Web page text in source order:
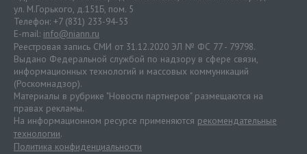
ул. М.Горького, д.151Б, пом. 5
Телефон: +7 (831) 233-94-53
E-mail: info@niann.ru
Реестровая запись СМИ от 31.12.2020 ЭЛ № ФС 77 - 79798.
Выдано Федеральной службой по надзору в сфере связи,
информационных технологий и массовых коммуникаций
(Роскомнадзор).
Материалы в рубрике "Новости партнеров" размещаются на
правах рекламы.
На информационном ресурсе применяются рекомендательные
технологии.
Политика конфиденциальности